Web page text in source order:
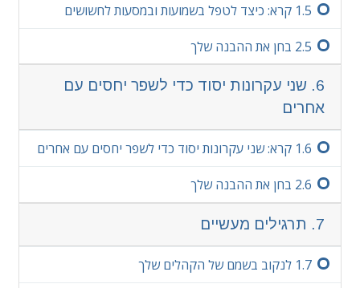
5.‏1 קרא: כיצד לטפל בשמועות ובמסעות לחשושים
5.‏2 בחן את ההבנה שלך
6. שני עקרונות יסוד כדי לשפר יחסים עם
אחרים
6.‏1 קרא: שני עקרונות יסוד כדי לשפר יחסים עם אחרים
6.‏2 בחן את ההבנה שלך
7. תרגילים מעשיים
7.‏1 לנקוב בשמם של הקהלים שלך